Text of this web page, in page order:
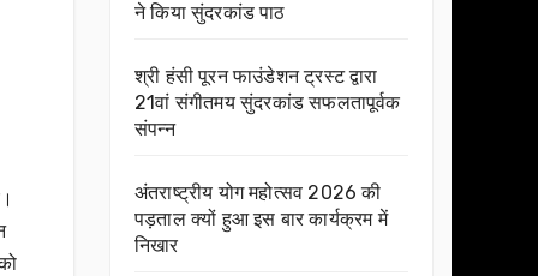
ने किया सुंदरकांड पाठ
श्री हंसी पूरन फाउंडेशन ट्रस्ट द्वारा
21वां संगीतमय सुंदरकांड सफलतापूर्वक
संपन्न
अंतराष्ट्रीय योग महोत्सव 2026 की
पड़ताल क्यों हुआ इस बार कार्यक्रम में
निखार